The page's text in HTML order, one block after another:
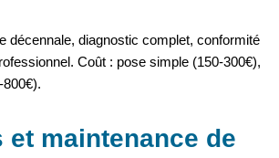
décennale, diagnostic complet, conformité
Coût : pose simple (150-300€),
et maintenance de